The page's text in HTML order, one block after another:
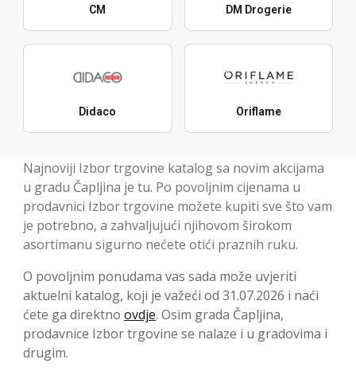
CM DM Drogerie
Didaco Oriflame
Najnoviji Izbor trgovine katalog sa novim akcijama
u gradu Čapljina je tu. Po povoljnim cijenama u
prodavnici Izbor trgovine možete kupiti sve što vam
je potrebno, a zahvaljujući njihovom širokom
asortimanu sigurno nećete otići praznih ruku.
O povoljnim ponudama vas sada može uvjeriti
aktuelni katalog, koji je važeći od 31.07.2026 i naći
ćete ga direktno ovdje. Osim grada Čapljina,
prodavnice Izbor trgovine se nalaze i u gradovima i
drugim.